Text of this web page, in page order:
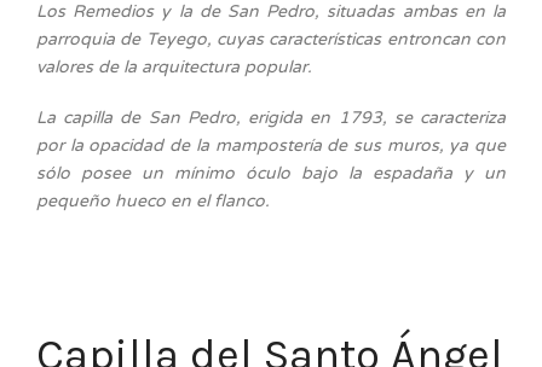
Los Remedios y la de San Pedro, situadas ambas en la
parroquia de Teyego, cuyas características entroncan con
valores de la arquitectura popular.
La capilla de San Pedro, erigida en 1793, se caracteriza
por la opacidad de la mampostería de sus muros, ya que
sólo posee un mínimo óculo bajo la espadaña y un
pequeño hueco en el flanco.
Capilla del Santo Ángel